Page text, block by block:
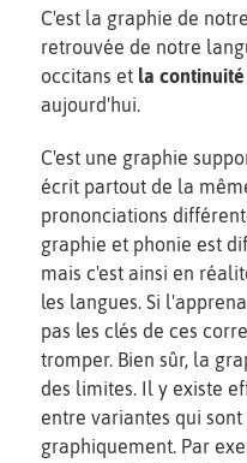
C'est la graphie de
retrouvée de notre
occitans et la
aujourd'hui.
C'est une graphie
écrit partout de la
prononciations
graphie et phonie est
mais c'est ainsi en
les langues. Si
pas les clés de ces
tromper. Bien sûr, la
des limites. Il y existe
entre variantes qui
graphiquement. Par